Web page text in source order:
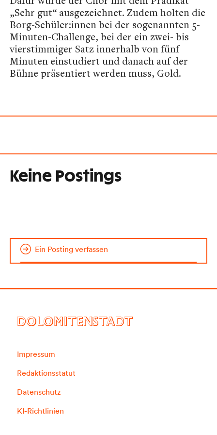
„Sehr gut“ ausgezeichnet. Zudem holten die
Borg-Schüler:innen bei der sogenannten 5-
Minuten-Challenge, bei der ein zwei- bis
vierstimmiger Satz innerhalb von fünf
Minuten einstudiert und danach auf der
Bühne präsentiert werden muss, Gold.
Keine Postings
Ein Posting verfassen
DOLOMITENSTADT
Impressum
Redaktionsstatut
Datenschutz
KI-Richtlinien